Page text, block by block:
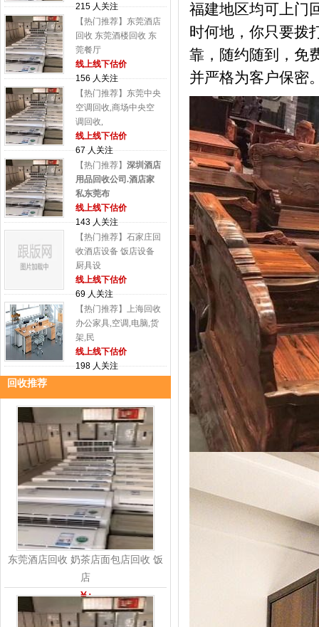
215 人关注
【热门推荐】东莞酒店
回收 东莞酒楼回收 东
莞餐厅
线上线下估价
156 人关注
【热门推荐】东莞中央
空调回收,商场中央空
调回收,
线上线下估价
67 人关注
【热门推荐】 深圳酒店
用品回收公司.酒店家
私东莞布
线上线下估价
143 人关注
【热门推荐】石家庄回
收酒店设备 饭店设备
厨具设
线上线下估价
69 人关注
【热门推荐】上海回收
办公家具,空调,电脑,货
架,民
线上线下估价
198 人关注
回收推荐
东莞酒店回收 奶茶店面包店回收 饭
店
￥:
福建地区均可上门
时何地，你只要拨
靠，随约随到，免
并严格为客户保密